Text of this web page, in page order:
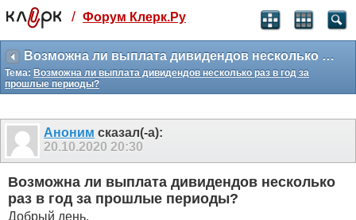
Святые угодники, Клерк без рекламы
прекрасен:)
месяц
99 ₽
259 ₽
-10%
полгода
499
-15%
Отмена Оплатить
/ Форум Клерк.Ру
Возможна ли выплата дивидендов несколько раз в год за прошлые периоды?
Тема: Возможна ли выплата дивидендов несколько раз в год за
прошлые периоды?
Аноним сказал(-а):
20.10.2020 20:30
Возможна ли выплата дивидендов несколько
раз в год за прошлые периоды?
Добрый день.